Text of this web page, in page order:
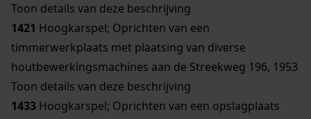
Toon details van deze beschrijving
1421 Hoogkarspel; Oprichten van een
timmerwerkplaats met plaatsing van diverse
houtbewerkingsmachines aan de Streekweg 196, 1953
Toon details van deze beschrijving
1433 Hoogkarspel; Oprichten van een opslagplaats